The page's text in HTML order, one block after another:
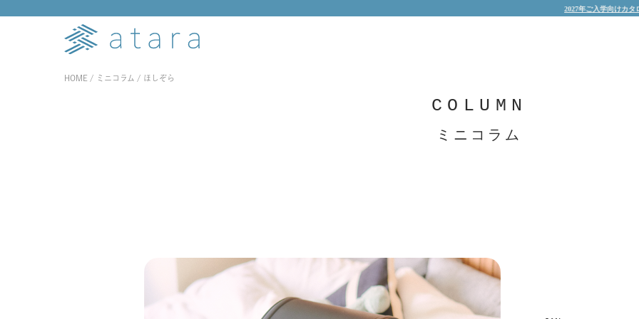
2027年ご入学向けカタログ無料請求受
HOME ミニコラム ほしぞら
COLUMN
ミニコラム